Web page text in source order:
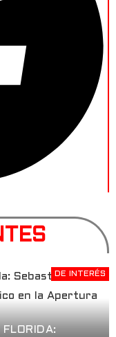
DE INTERÉS